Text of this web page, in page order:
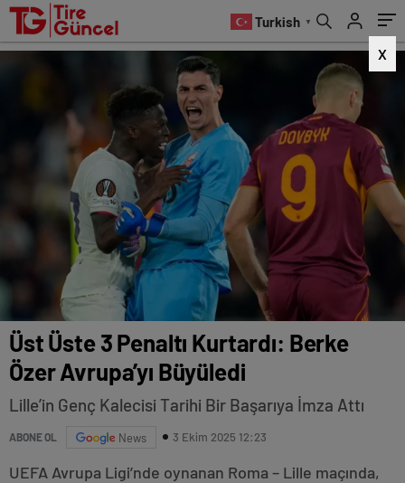
Turkish ▼
X
Üst Üste 3 Penaltı Kurtardı: Berke
Özer Avrupa’yı Büyüledi
Lille’in Genç Kalecisi Tarihi Bir Başarıya İmza Attı
ABONE OL News 3 Ekim 2025 12:23
UEFA Avrupa Ligi’nde oynanan Roma – Lille maçında,